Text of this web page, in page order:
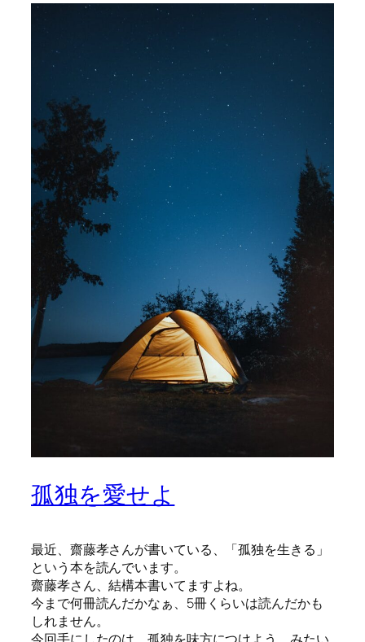
孤独を愛せよ
最近、齋藤孝さんが書いている、「孤独を生きる」
という本を読んでいます。
齋藤孝さん、結構本書いてますよね。
今まで何冊読んだかなぁ、5冊くらいは読んだかも
しれません。